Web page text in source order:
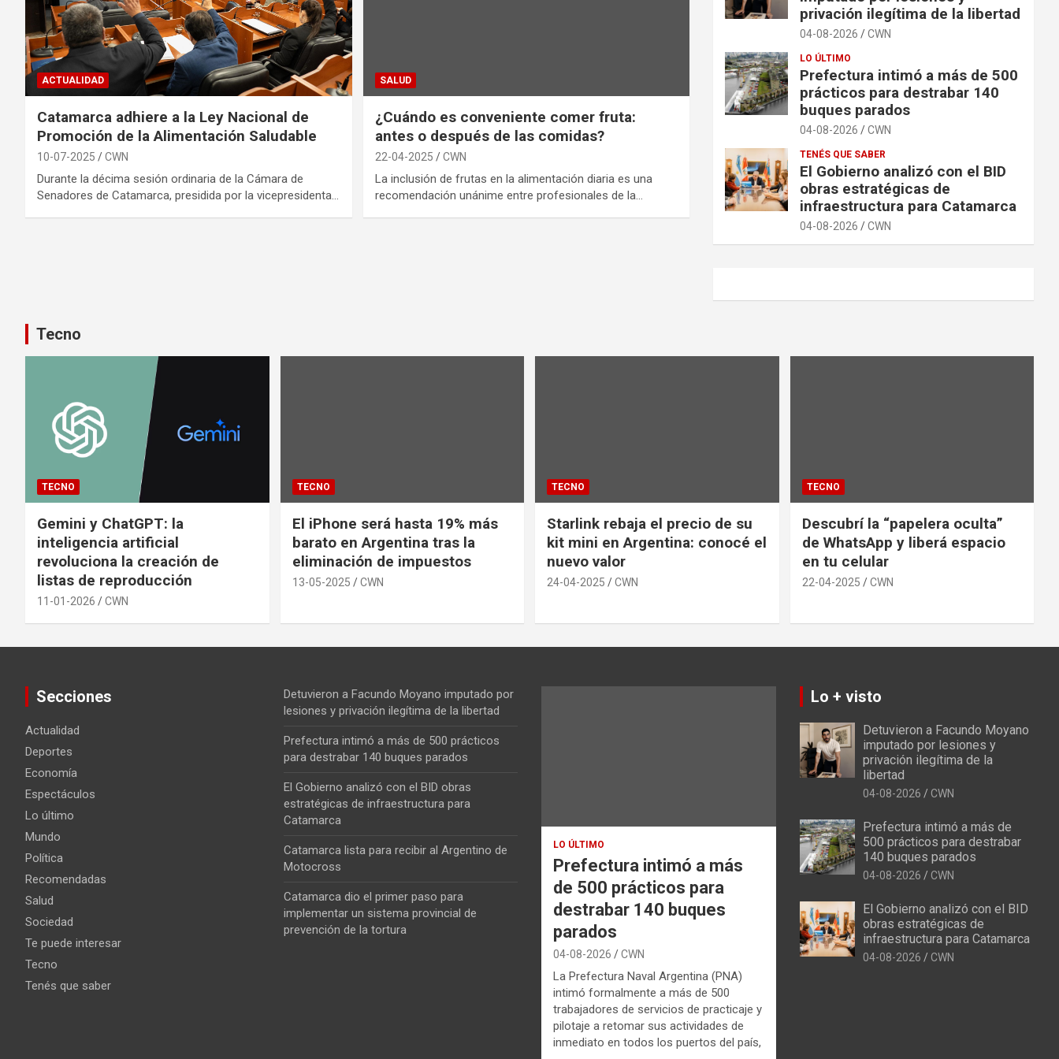
ACTUALIDAD
Catamarca adhiere a la Ley Nacional de
Promoción de la Alimentación Saludable
10-07-2025 CWN
Durante la décima sesión ordinaria de la Cámara de
Senadores de Catamarca, presidida por la vicepresidenta…
SALUD
¿Cuándo es conveniente comer fruta:
antes o después de las comidas?
22-04-2025 CWN
La inclusión de frutas en la alimentación diaria es una
recomendación unánime entre profesionales de la…
privación ilegítima de la libertad
04-08-2026 CWN
LO ÚLTIMO
Prefectura intimó a más de 500
prácticos para destrabar 140
buques parados
04-08-2026 CWN
TENÉS QUE SABER
El Gobierno analizó con el BID
obras estratégicas de
infraestructura para Catamarca
04-08-2026 CWN
Tecno
TECNO
Gemini y ChatGPT: la
inteligencia artificial
revoluciona la creación de
listas de reproducción
11-01-2026 CWN
TECNO
El iPhone será hasta 19% más
barato en Argentina tras la
eliminación de impuestos
13-05-2025 CWN
TECNO
Starlink rebaja el precio de su
kit mini en Argentina: conocé el
nuevo valor
24-04-2025 CWN
TECNO
Descubrí la “papelera oculta”
de WhatsApp y liberá espacio
en tu celular
22-04-2025 CWN
Secciones
Actualidad
Deportes
Economía
Espectáculos
Lo último
Mundo
Política
Recomendadas
Salud
Sociedad
Te puede interesar
Tecno
Tenés que saber
Detuvieron a Facundo Moyano imputado por
lesiones y privación ilegítima de la libertad
Prefectura intimó a más de 500 prácticos
para destrabar 140 buques parados
El Gobierno analizó con el BID obras
estratégicas de infraestructura para
Catamarca
Catamarca lista para recibir al Argentino de
Motocross
Catamarca dio el primer paso para
implementar un sistema provincial de
prevención de la tortura
LO ÚLTIMO
Prefectura intimó a más
de 500 prácticos para
destrabar 140 buques
parados
04-08-2026 CWN
La Prefectura Naval Argentina (PNA)
intimó formalmente a más de 500
trabajadores de servicios de practicaje y
pilotaje a retomar sus actividades de
inmediato en todos los puertos del país,
Lo + visto
Detuvieron a Facundo Moyano
imputado por lesiones y
privación ilegítima de la
libertad
04-08-2026 CWN
Prefectura intimó a más de
500 prácticos para destrabar
140 buques parados
04-08-2026 CWN
El Gobierno analizó con el BID
obras estratégicas de
infraestructura para Catamarca
04-08-2026 CWN